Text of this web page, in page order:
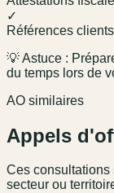
✓
Références
💡 Astuce :
du temps lors de
AO similaires
Appels
Ces consultations
secteur ou